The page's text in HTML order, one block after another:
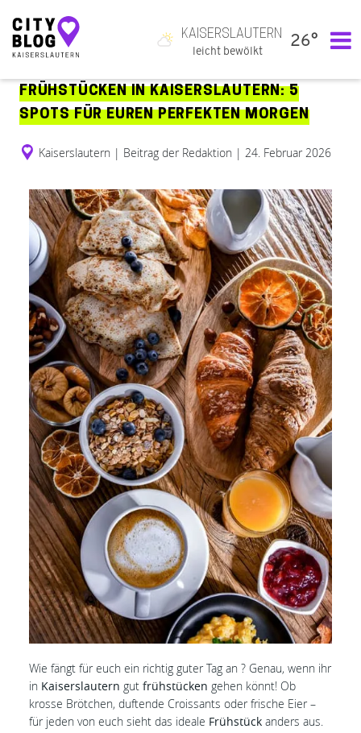
Hauptnavigation
KAISERSLAUTERN
leicht bewölkt
26°
FRÜHSTÜCKEN IN KAISERSLAUTERN: 5
SPOTS FÜR EUREN PERFEKTEN MORGEN
Kaiserslautern | Beitrag der Redaktion | 24. Februar 2026
Wie fängt für euch ein richtig guter Tag an ? Genau, wenn ihr
in Kaiserslautern gut frühstücken gehen könnt! Ob
krosse Brötchen, duftende Croissants oder frische Eier –
für jeden von euch sieht das ideale Frühstück anders aus.